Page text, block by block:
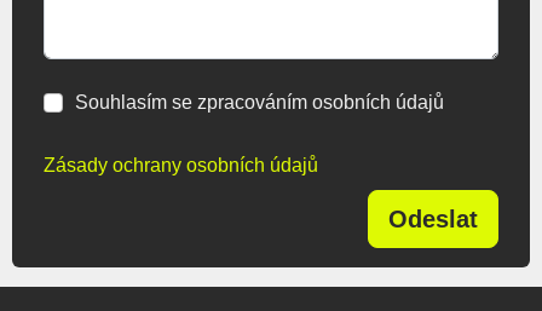
Souhlasím se zpracováním osobních údajů
Zásady ochrany osobních údajů
Odeslat